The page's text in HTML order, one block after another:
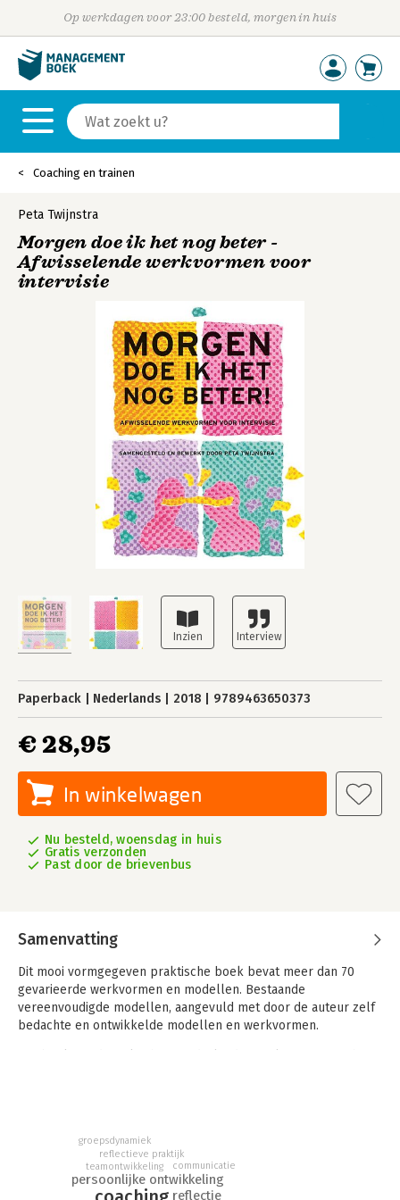
Op werkdagen voor 23:00 besteld, morgen in huis
Coaching en trainen
Peta Twijnstra
Morgen doe ik het nog beter -
Afwisselende werkvormen voor
intervisie
Paperback Nederlands 2018 9789463650373
€ 28,95
In winkelwagen
Nu besteld, woensdag in huis
Gratis verzonden
Past door de brievenbus
Samenvatting
Dit mooi vormgegeven praktische boek bevat meer dan 70
gevarieerde werkvormen en modellen. Bestaande
vereenvoudigde modellen, aangevuld met door de auteur zelf
bedachte en ontwikkelde modellen en werkvormen.
De modellen zijn overzichtelijk, kort en bondig beschreven
zodat ze direct te gebruiken zijn en de mooie kleurrijke
illustraties maken dat je zin krijgt om direct aan de slag te
gaan. Het is niet meer nodig zelf naar modellen te zoeken, het
persoonlijke ontwikkeling
reflectie
teamontwikkeling
reflectieve praktijk
communicatie
groepsdynamiek